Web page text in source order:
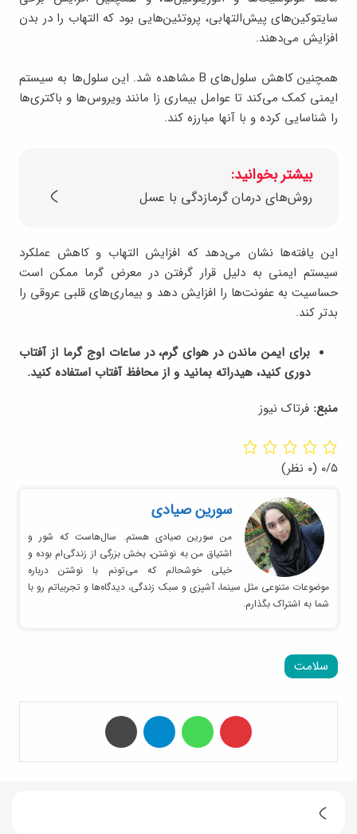
سایتوکین‌های پیش‌التهابی، پروتئین‌هایی بود که التهاب را در بدن
افزایش می‌دهند.
همچنین کاهش سلول‌های B مشاهده شد. این سلول‌ها به سیستم
ایمنی کمک می‌کند تا عوامل بیماری زا مانند ویروس‌ها و باکتری‌ها
را شناسایی کرده و با آنها مبارزه کند.
بیشتر بخوانید:
روش‌های درمان گرمازدگی با عسل
این یافته‌ها نشان می‌دهد که افزایش التهاب و کاهش عملکرد
سیستم ایمنی به دلیل قرار گرفتن در معرض گرما ممکن است
حساسیت به عفونت‌ها را افزایش دهد و بیماری‌های قلبی عروقی را
بدتر کند.
برای ایمن ماندن در هوای گرم، در ساعات اوج گرما از آفتاب
دوری کنید، هیدراته بمانید و از محافظ آفتاب استفاده کنید.
منبع: فرتاک نیوز
۰/۵ (۰ نظر)
سورین صیادی
من سورین صیادی هستم. سال‌هاست که شور و
اشتیاق من به نوشتن، بخش بزرگی از زندگی‌ام بوده و
خیلی خوشحالم که می‌تونم با نوشتن درباره
موضوعات متنوعی مثل سینما، آشپزی و سبک زندگی، دیدگاه‌ها و تجربیاتم رو با
شما به اشتراک بگذارم.
سلامت